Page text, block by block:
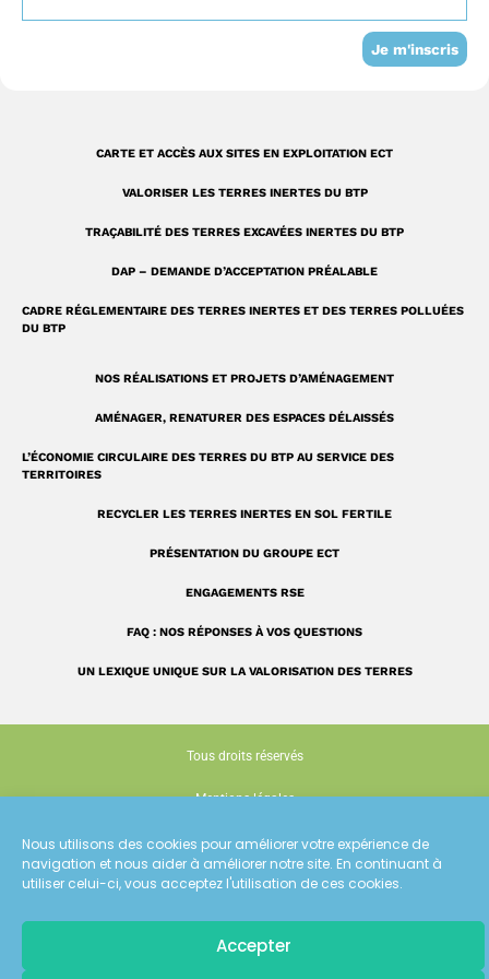
Nous utilisons des cookies pour améliorer votre expérience de
navigation et nous aider à améliorer notre site. En continuant à
utiliser celui-ci, vous acceptez l'utilisation de ces cookies.
Accepter
k n t
a
m
Je m'inscris
CARTE ET ACCÈS AUX SITES EN EXPLOITATION ECT
VALORISER LES TERRES INERTES DU BTP
TRAÇABILITÉ DES TERRES EXCAVÉES INERTES DU BTP
DAP – DEMANDE D’ACCEPTATION PRÉALABLE
CADRE RÉGLEMENTAIRE DES TERRES INERTES ET DES TERRES POLLUÉES
DU BTP
NOS RÉALISATIONS ET PROJETS D’AMÉNAGEMENT
AMÉNAGER, RENATURER DES ESPACES DÉLAISSÉS
L’ÉCONOMIE CIRCULAIRE DES TERRES DU BTP AU SERVICE DES
TERRITOIRES
RECYCLER LES TERRES INERTES EN SOL FERTILE
PRÉSENTATION DU GROUPE ECT
ENGAGEMENTS RSE
FAQ : NOS RÉPONSES À VOS QUESTIONS
UN LEXIQUE UNIQUE SUR LA VALORISATION DES TERRES
Tous droits réservés
Mentions légales
Politique de confidentialité
Gestion des cookies